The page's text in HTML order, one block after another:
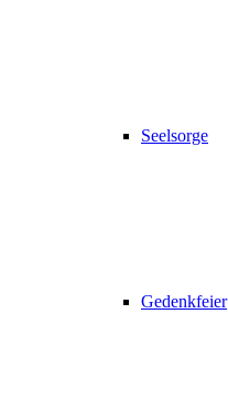
Seelsorge
Gedenkfeier